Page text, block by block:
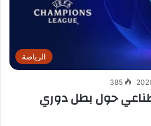
الرياضة
385
حول بطل دوري